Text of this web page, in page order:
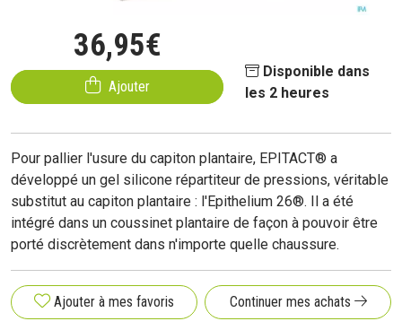
36,95€
Ajouter
Disponible dans
les 2 heures
Pour pallier l'usure du capiton plantaire, EPITACT® a
développé un gel silicone répartiteur de pressions, véritable
substitut au capiton plantaire : l'Epithelium 26®. Il a été
intégré dans un coussinet plantaire de façon à pouvoir être
porté discrètement dans n'importe quelle chaussure.
Ajouter à mes favoris Continuer mes achats